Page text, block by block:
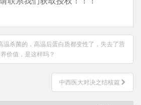
温杀菌的，高温后蛋白质都变性了，失去了营
养价值，是这样吗？
中西医大对决之结核篇